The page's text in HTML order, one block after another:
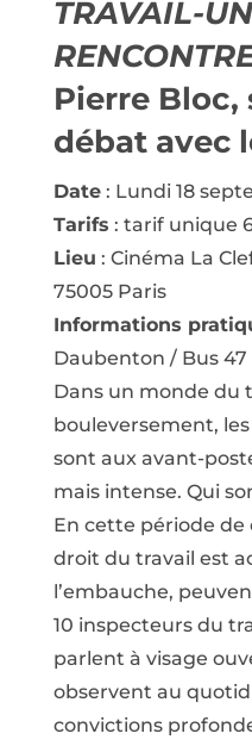
TRAVAIL-
Pierre Bloc,
débat avec
Date: Lundi 18
Tarifs : tarif unique
Lieu : Cinéma La
75005 Paris
Informations
Daubenton / Bus
Dans un monde du
bouleversement,
sont aux avant-
mais intense. Qui
En cette période de
droit du travail est
l’embauche,
10 inspecteurs du
parlent à visage
observent au
convictions